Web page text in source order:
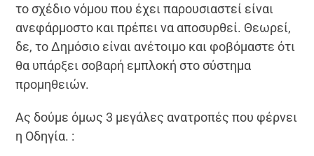
το σχέδιο νόμου που έχει παρουσιαστεί είναι
ανεφάρμοστο και πρέπει να αποσυρθεί. Θεωρεί,
δε, το Δημόσιο είναι ανέτοιμο και φοβόμαστε ότι
θα υπάρξει σοβαρή εμπλοκή στο σύστημα
προμηθειών.
Ας δούμε όμως 3 μεγάλες ανατροπές που φέρνει
η Οδηγία. :